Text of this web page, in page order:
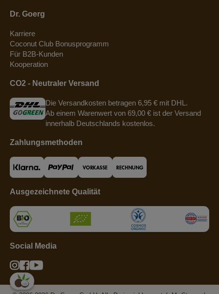
Dr. Goerg
Karriere
Coconut Club Bonusprogramm
Für B2B-Kunden
Kooperation
CO2 - Neutraler Versand
Die Versandkosten betragen 6,95 € mit DHL.
Ab einem Warenwert von 69,00 € ist der Versand
innerhalb Deutschlands kostenlos.
Zahlungsmethoden
Ausgezeichnete Qualität
Social Media